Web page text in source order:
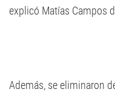
explicó Matías Campos
Además, se eliminaron